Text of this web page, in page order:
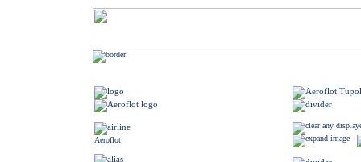
Aeroflot